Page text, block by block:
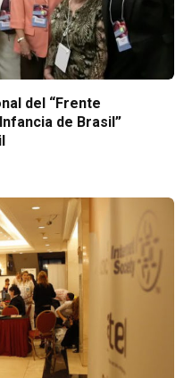
del “Frente
de Brasil”